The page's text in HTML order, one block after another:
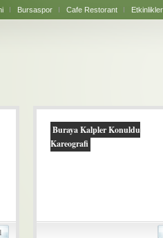
Bursaspor Cafe Restorant Etkinlikler
1
Buraya Kalpler Konuldu
Kareografi